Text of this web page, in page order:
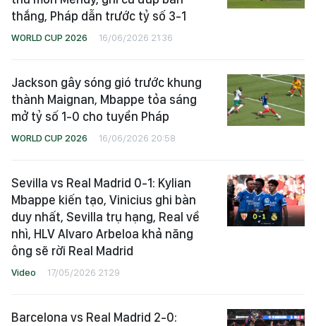
thắng, Pháp dẫn trước tỷ số 3-1
WORLD CUP 2026 16/06/2026 21:36
Jackson gây sóng gió trước khung
thành Maignan, Mbappe tỏa sáng
mở tỷ số 1-0 cho tuyển Pháp
WORLD CUP 2026 16/06/2026 20:58
Sevilla vs Real Madrid 0-1: Kylian
Mbappe kiến tạo, Vinicius ghi bàn
duy nhất, Sevilla trụ hạng, Real về
nhì, HLV Alvaro Arbeloa khả năng
ông sẽ rời Real Madrid
Video 17/05/2026 21:29
Barcelona vs Real Madrid 2-0: